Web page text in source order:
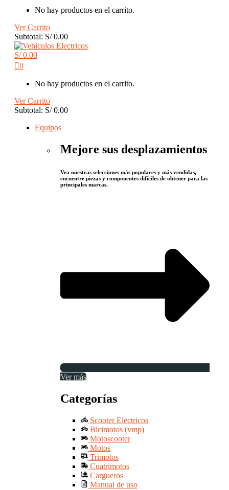
No hay productos en el carrito.
Ver Carrito
Subtotal: S/0.00
S/0.00
0
No hay productos en el carrito.
Ver Carrito
Subtotal: S/0.00
Equipos
Mejore sus desplazamientos
Vea nuestras selecciones más populares y más vendidas,
encuentre piezas y componentes difíciles de obtener para las
principales marcas.
Ver más
Categorías
Scooter Electricos
Bicimotos (vmp)
Motoscooter
Motos
Trimotos
Cuatrimotos
Cargueros
Manual de uso